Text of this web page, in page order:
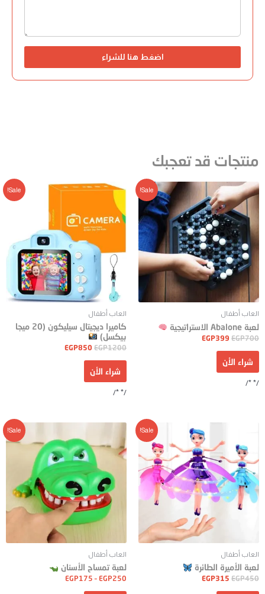
اضغط هنا للشراء
منتجات قد تعجبك
Sale!
العاب أطفال
لعبة Abalone الاستراتيجية
EGP700
EGP399
شراء الأن
/* */
Sale!
العاب أطفال
كاميرا ديجيتال سيليكون (20 ميجا
بيكسل)
EGP1200
EGP850
شراء الأن
/* */
Sale!
العاب أطفال
لعبة الأميرة الطائرة
EGP450
EGP315
Sale!
العاب أطفال
لعبة تمساح الأسنان
EGP175 – EGP250